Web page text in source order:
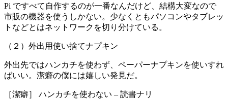
Pi ですべて自作するのが一番なんだけど、結構大変なので
市販の機器を使うしかない。少なくともパソコンやタブレッ
トなどとはネットワークを切り分けている。
（２）外出用使い捨てナプキン
外出先ではハンカチを使わず、ペーパーナプキンを使いすれ
ばいい。潔癖の僕には嬉しい発見だ。
［潔癖］ ハンカチを使わない – 読書ナリ